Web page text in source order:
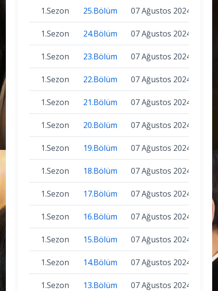
1.Sezon 25.Bölüm 07 Ağustos 2024
1.Sezon 24.Bölüm 07 Ağustos 2024
1.Sezon 23.Bölüm 07 Ağustos 2024
1.Sezon 22.Bölüm 07 Ağustos 2024
1.Sezon 21.Bölüm 07 Ağustos 2024
1.Sezon 20.Bölüm 07 Ağustos 2024
1.Sezon 19.Bölüm 07 Ağustos 2024
1.Sezon 18.Bölüm 07 Ağustos 2024
1.Sezon 17.Bölüm 07 Ağustos 2024
1.Sezon 16.Bölüm 07 Ağustos 2024
1.Sezon 15.Bölüm 07 Ağustos 2024
1.Sezon 14.Bölüm 07 Ağustos 2024
1.Sezon 13.Bölüm 07 Ağustos 2024